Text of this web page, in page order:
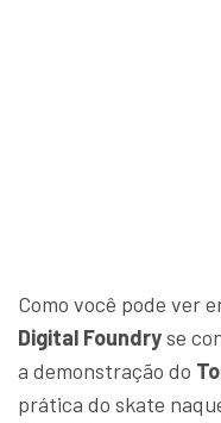
Como você pode ver
Digital Foundryse
a demonstração do
prática do skate